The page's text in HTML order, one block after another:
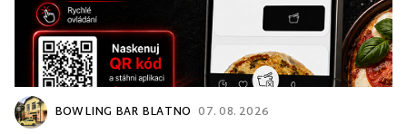
BOWLING BAR BLATNO 07. 08. 2026